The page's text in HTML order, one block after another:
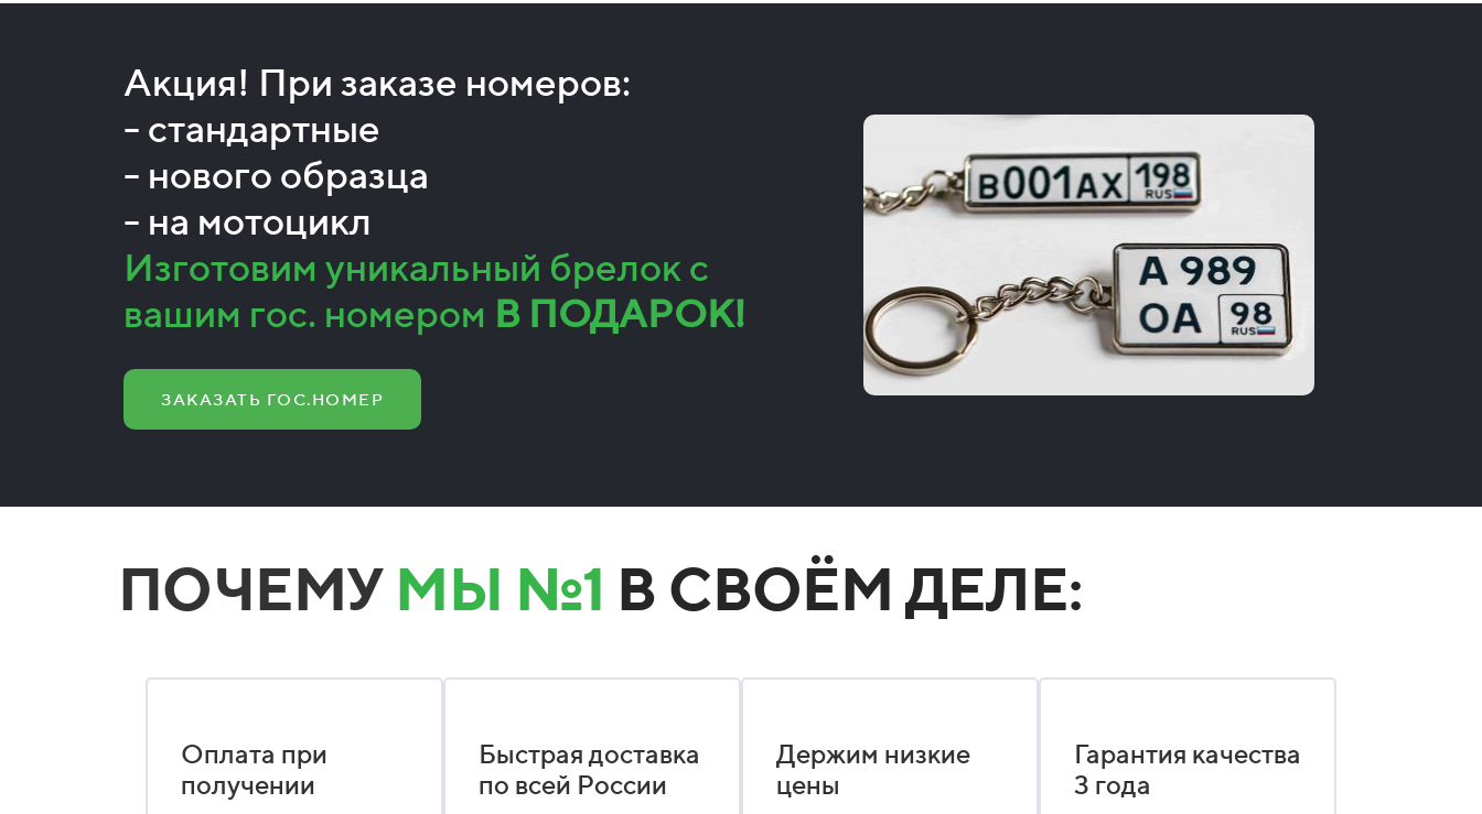
Акция! При заказе номеров:
- стандартные
- нового образца
- на мотоцикл
Изготовим уникальный брелок с
вашим гос. номером В ПОДАРОК!
ЗАКАЗАТЬ ГОС.НОМЕР
ПОЧЕМУ МЫ №1 В СВОЁМ ДЕЛЕ:
Оплата при
получении
Быстрая доставка
по всей России
Держим низкие
цены
Гарантия качества
3 года